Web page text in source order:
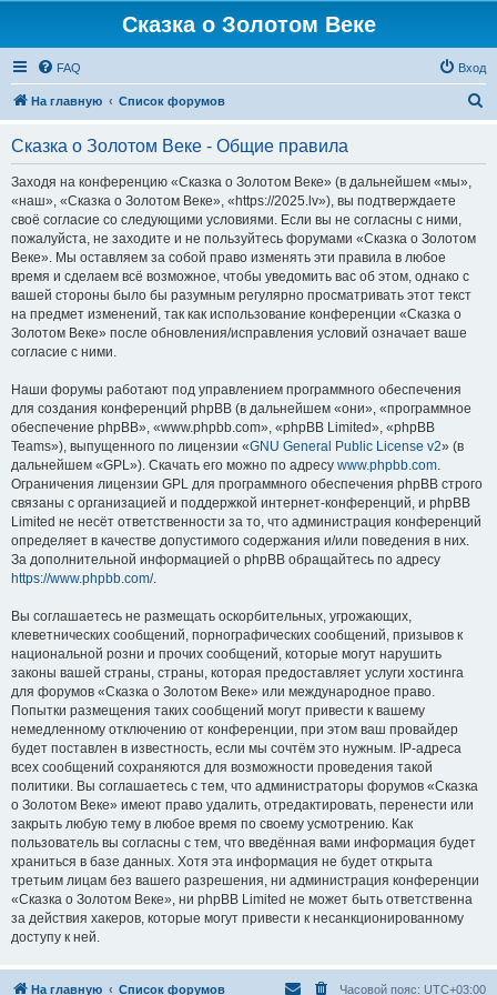
Сказка о Золотом Веке
FAQ Вход
На главную Список форумов
Сказка о Золотом Веке - Общие правила
Заходя на конференцию «Сказка о Золотом Веке» (в дальнейшем «мы»,
«наш», «Сказка о Золотом Веке», «https://2025.lv»), вы подтверждаете
своё согласие со следующими условиями. Если вы не согласны с ними,
пожалуйста, не заходите и не пользуйтесь форумами «Сказка о Золотом
Веке». Мы оставляем за собой право изменять эти правила в любое
время и сделаем всё возможное, чтобы уведомить вас об этом, однако с
вашей стороны было бы разумным регулярно просматривать этот текст
на предмет изменений, так как использование конференции «Сказка о
Золотом Веке» после обновления/исправления условий означает ваше
согласие с ними.
Наши форумы работают под управлением программного обеспечения
для создания конференций phpBB (в дальнейшем «они», «программное
обеспечение phpBB», «www.phpbb.com», «phpBB Limited», «phpBB
Teams»), выпущенного по лицензии «GNU General Public License v2» (в
дальнейшем «GPL»). Скачать его можно по адресу www.phpbb.com.
Ограничения лицензии GPL для программного обеспечения phpBB строго
связаны с организацией и поддержкой интернет-конференций, и phpBB
Limited не несёт ответственности за то, что администрация конференций
определяет в качестве допустимого содержания и/или поведения в них.
За дополнительной информацией о phpBB обращайтесь по адресу
https://www.phpbb.com/.
Вы соглашаетесь не размещать оскорбительных, угрожающих,
клеветнических сообщений, порнографических сообщений, призывов к
национальной розни и прочих сообщений, которые могут нарушить
законы вашей страны, страны, которая предоставляет услуги хостинга
для форумов «Сказка о Золотом Веке» или международное право.
Попытки размещения таких сообщений могут привести к вашему
немедленному отключению от конференции, при этом ваш провайдер
будет поставлен в известность, если мы сочтём это нужным. IP-адреса
всех сообщений сохраняются для возможности проведения такой
политики. Вы соглашаетесь с тем, что администраторы форумов «Сказка
о Золотом Веке» имеют право удалить, отредактировать, перенести или
закрыть любую тему в любое время по своему усмотрению. Как
пользователь вы согласны с тем, что введённая вами информация будет
храниться в базе данных. Хотя эта информация не будет открыта
третьим лицам без вашего разрешения, ни администрация конференции
«Сказка о Золотом Веке», ни phpBB Limited не может быть ответственна
за действия хакеров, которые могут привести к несанкционированному
доступу к ней.
На главную Список форумов Часовой пояс: UTC+03:00